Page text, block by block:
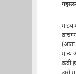
(आता
मान्य
कवी